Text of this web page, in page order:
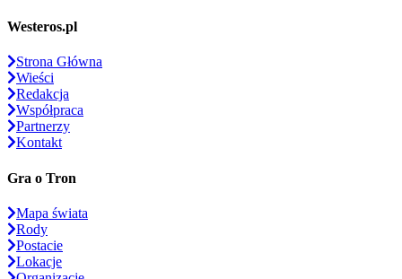
Westeros.pl
Strona Główna
Wieści
Redakcja
Współpraca
Partnerzy
Kontakt
Gra o Tron
Mapa świata
Rody
Postacie
Lokacje